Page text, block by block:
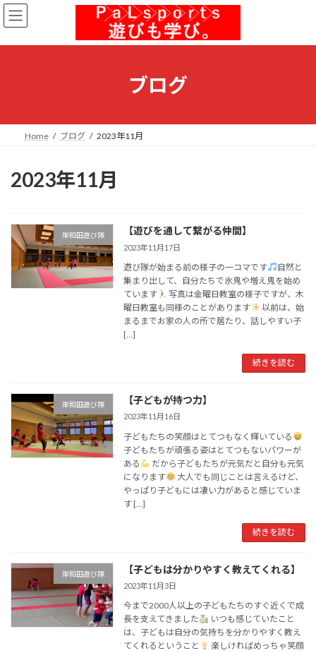
コ
ン
ン
ナ
ビ
ー
ブログ
Home ブログ 2023年11月
2023年11月
岸和田遊び隊 【遊びを通して繋がる仲間】
2023年11月17日
遊び隊が始まる前の様子の一コマです
自然と
集まり出して、自分たちで氷鬼や増え鬼を始め
ています
写真は金曜日教室の様子ですが、木
曜日教室も同様のことがあります
以前は、始
まるまでお家の人の所で居たり、話しやすい子
[…]
続きを読む
岸和田遊び隊 【子どもが持つ力】
2023年11月16日
子どもたちの笑顔はとてつもなく輝いている
子どもたちが頑張る姿はとてつもないパワーが
ある
だから子どもたちが元気だと自分も元気
になります
大人でも同じことは言えるけど、
やっぱり子どもには凄い力があると感じていま
す […]
続きを読む
岸和田遊び隊 【子どもは分かりやすく教えてくれる】
2023年11月3日
今まで2000人以上の子どもたちのすぐ近くで成
長を支えてきました
いつも感じていたこと
は、子どもは自分の気持ちを分かりやすく教え
てくれるということ
楽しければめっちゃ笑顔